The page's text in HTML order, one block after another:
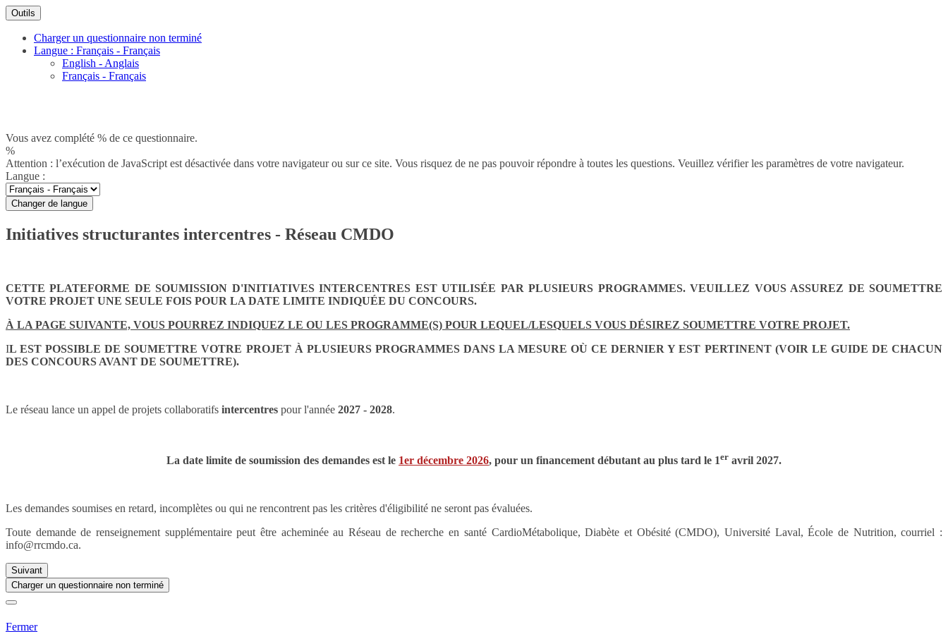
Outils
Charger un questionnaire non terminé
Langue : Français - Français
English - Anglais
Français - Français
Vous avez complété % de ce questionnaire.
%
Attention : l’exécution de JavaScript est désactivée dans votre navigateur ou sur ce site. Vous risquez de ne pas pouvoir répondre à toutes les questions. Veuillez vérifier les paramètres de votre navigateur.
Langue :
Changer de langue
Initiatives structurantes intercentres - Réseau CMDO
CETTE PLATEFORME DE SOUMISSION D'INITIATIVES INTERCENTRES EST UTILISÉE PAR PLUSIEURS PROGRAMMES. VEUILLEZ VOUS ASSUREZ DE SOUMETTRE
VOTRE PROJET UNE SEULE FOIS POUR LA DATE LIMITE INDIQUÉE DU CONCOURS.
À LA PAGE SUIVANTE, VOUS POURREZ INDIQUEZ LE OU LES PROGRAMME(S) POUR LEQUEL/LESQUELS VOUS DÉSIREZ SOUMETTRE VOTRE PROJET.
IL EST POSSIBLE DE SOUMETTRE VOTRE PROJET À PLUSIEURS PROGRAMMES DANS LA MESURE OÙ CE DERNIER Y EST PERTINENT (VOIR LE GUIDE DE CHACUN
DES CONCOURS AVANT DE SOUMETTRE).
Le réseau lance un appel de projets collaboratifs intercentres pour l'année 2027 - 2028.
La date limite de soumission des demandes est le 1er décembre 2026, pour un financement débutant au plus tard le 1er avril 2027.
Les demandes soumises en retard, incomplètes ou qui ne rencontrent pas les critères d'éligibilité ne seront pas évaluées.
Toute demande de renseignement supplémentaire peut être acheminée au Réseau de recherche en santé CardioMétabolique, Diabète et Obésité (CMDO), Université Laval, École de Nutrition, courriel :
info@rrcmdo.ca.
Suivant
Charger un questionnaire non terminé
Fermer